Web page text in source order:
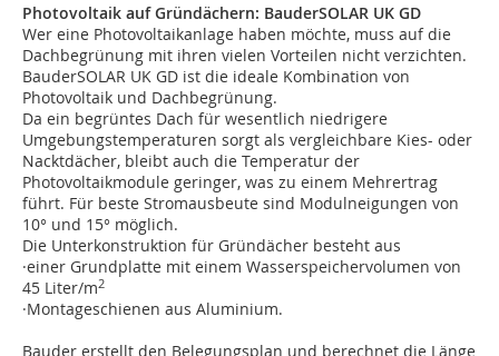
Photovoltaik auf Gründächern: BauderSOLAR UK GD
Wer eine Photovoltaikanlage haben möchte, muss auf die
Dachbegrünung mit ihren vielen Vorteilen nicht verzichten.
BauderSOLAR UK GD ist die ideale Kombination von
Photovoltaik und Dachbegrünung.
Da ein begrüntes Dach für wesentlich niedrigere
Umgebungstemperaturen sorgt als vergleichbare Kies- oder
Nacktdächer, bleibt auch die Temperatur der
Photovoltaikmodule geringer, was zu einem Mehrertrag
führt. Für beste Stromausbeute sind Modulneigungen von
10° und 15° möglich.
Die Unterkonstruktion für Gründächer besteht aus
·einer Grundplatte mit einem Wasserspeichervolumen von
45 Liter/m2
·Montageschienen aus Aluminium.
Bauder erstellt den Belegungsplan und berechnet die Länge